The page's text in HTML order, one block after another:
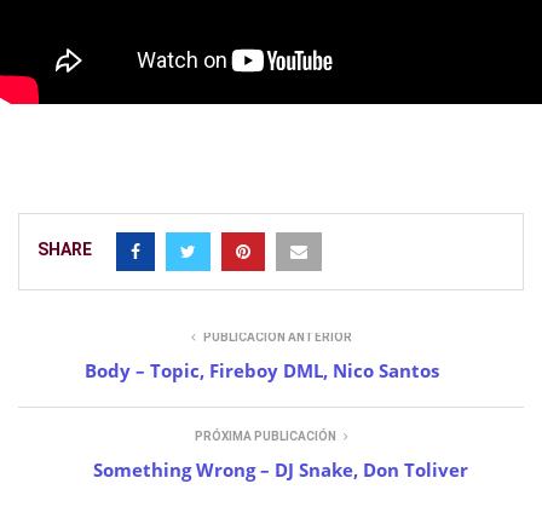
SHARE
PUBLICACIÓN ANTERIOR
Body – Topic, Fireboy DML, Nico Santos
PRÓXIMA PUBLICACIÓN
Something Wrong – DJ Snake, Don Toliver